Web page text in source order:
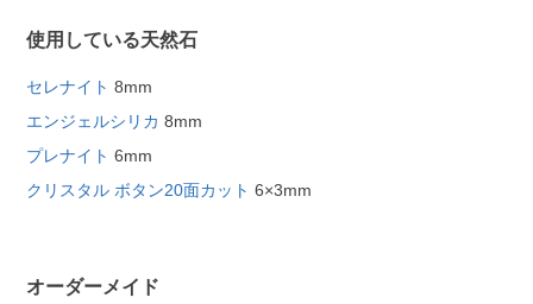
使用している天然石
セレナイト 8mm
エンジェルシリカ 8mm
プレナイト 6mm
クリスタル ボタン20面カット 6×3mm
オーダーメイド